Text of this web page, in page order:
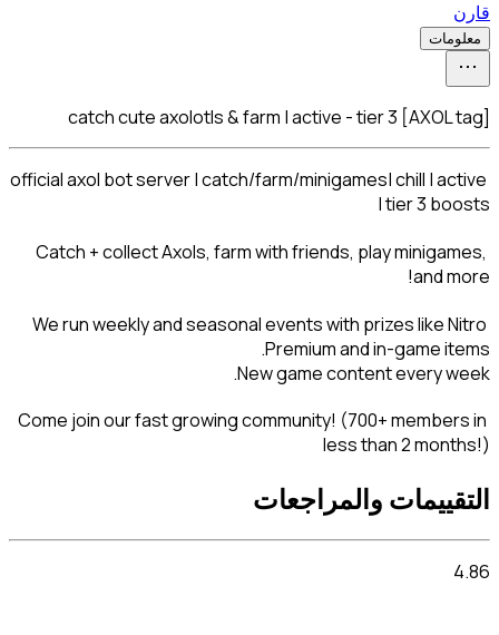
catch cute axolotls
official axol bot server |
Catch + collect Axols,
We run weekly and
Come join our fast